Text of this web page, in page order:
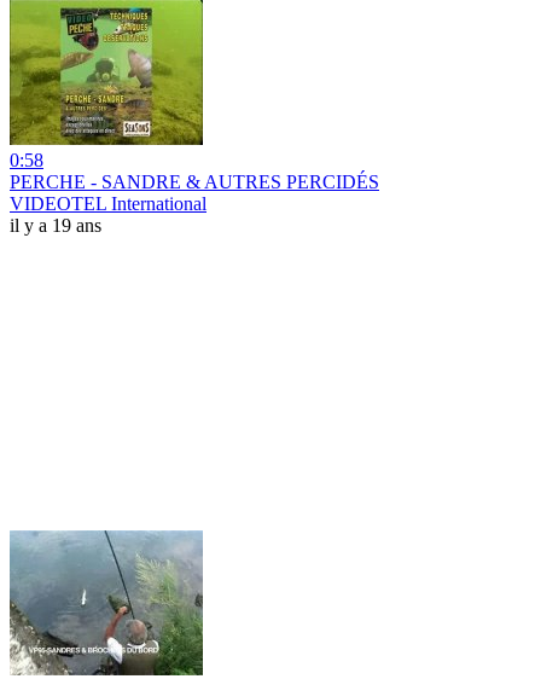
0:58
PERCHE - SANDRE & AUTRES PERCIDÉS
VIDEOTEL International
il y a 19 ans